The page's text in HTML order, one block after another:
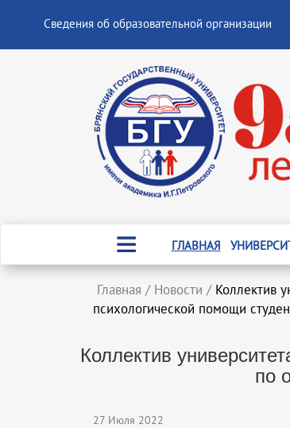
Сведения об образовательной организации
ГЛАВНАЯ
Главная / Новости / Коллектив
психологической помощи
Коллектив
по
27 Июля 2022